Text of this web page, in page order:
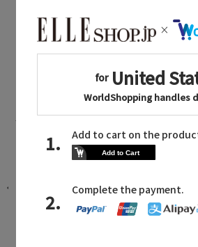
ガリャルダガランテに関連するニュース